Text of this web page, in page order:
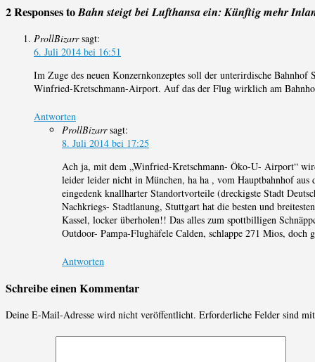
2 Responses toBahn steigt bei Lufthansa ein: Künftig mehr
ProllBizarr sagt:
6. Juli 2014 bei 16:51
Im Zuge des neuen Konzernkonzeptes soll der unterirdische
Winfried-Kretschmann-Airport. Auf das der Flug wirklich am
Antworten
ProllBizarr sagt:
8. Juli 2014 bei 17:25
Ach ja, mit dem „Winfried-Kretschmann- Öko-U- Airport“
leider leider nicht in München, ha ha , vom Hauptbahnhof
eingedenk knallharter Standortvorteile (dreckigste Stadt
Nachkriegs- Stadtlanung, Stuttgart hat die besten und
Kassel, locker überholen!! Das alles zum spottbilligen
Outdoor- Pampa-Flughäfele Calden, schlappe 271 Mios, doch
Antworten
Schreibe einen Kommentar
Deine E-Mail-Adresse wird nicht veröffentlicht. Erforderliche Felder sind